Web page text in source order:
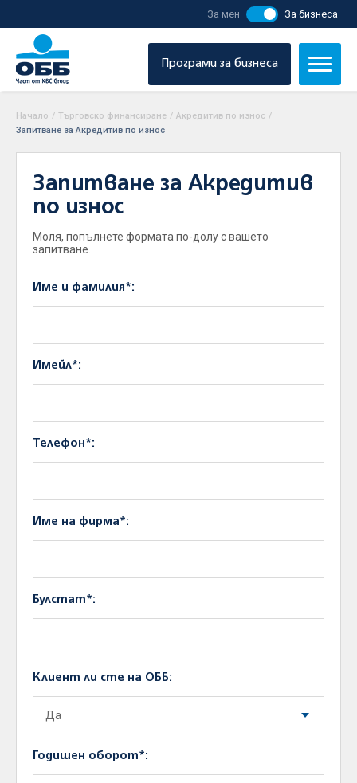
За мен За бизнеса
Програми за бизнеса
Начало / Търговско финансиране / Акредитив по износ /
Запитване за Акредитив по износ
Запитване за Акредитив
по износ
Моля, попълнете формата по-долу с вашето
запитване.
Име и фамилия*:
Имейл*:
Телефон*:
Име на фирма*:
Булстат*:
Клиент ли сте на ОББ:
Годишен оборот*: